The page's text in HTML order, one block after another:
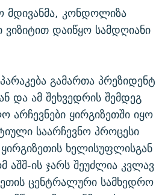
ᲬᲔᲚᲘ
COVID-19
ᲘᲡᲢᲝᲠᲘᲐ
- ᲐᲛᲝᲣᲗᲥᲛᲔᲚᲘ ᲐᲛᲑᲐᲕᲘ
საიტი
მდივანმა, კონდოლიზა
ვიზიტით დაიწყო სამდღიანი
გამართა პრეზიდენტ
და ამ შეხვედრის შემდეგ
ყირგიზეთში იყო
საარჩევნო პროცესი
ყირგიზეთის ხელისუფლისგან
ის ჯარს შეუძლია კვლავ
ცენტრალური სამხედრო